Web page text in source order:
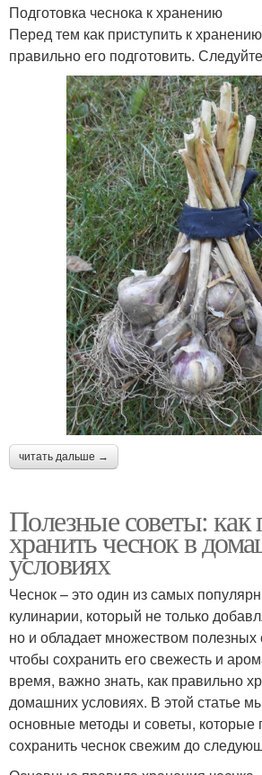
Подготовка чеснока к хранению
Перед тем как приступить к
правильно его подготовить.
читать дальше →
Полезные советы: как
хранить чеснок в
условиях
Чеснок – это один из самых
кулинарии, который не только
но и обладает множеством полезных
чтобы сохранить его свежесть и
время, важно знать, как правильно
домашних условиях. В этой статье
основные методы и советы, которые
сохранить чеснок свежим до